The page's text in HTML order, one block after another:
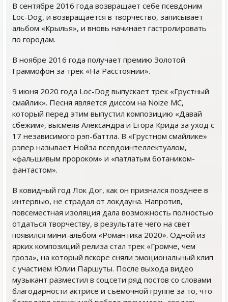
В сентябре 2016 года возвращает себе псевдоним
Loc-Dog, и возвращается в творчество, записывает
альбом «Крылья», и вновь начинает гастролировать
по городам.
В ноябре 2016 года получает премию Золотой
Граммофон за трек «На Расстоянии».
9 июня 2020 года Loc-Dog выпускает трек «Грустный
смайлик». Песня является диссом на Noize MC,
который перед этим выпустил композицию «Давай
сбежим», высмеяв Александра и Егора Крида за уход с
17 независимого рэп-баттла. В «Грустном смайлике»
рэпер называет Нойза псевдоинтеллектуалом,
«фальшивым пророком» и «патлатым ботаником-
фантастом».
В ковидный год Лок Дог, как он признался позднее в
интервью, не страдал от локдауна. Напротив,
повсеместная изоляция дала возможность полностью
отдаться творчеству, в результате чего на свет
появился мини-альбом «Романтика 2020». Одной из
ярких композиций релиза стал трек «Громче, чем
гроза», на который вскоре сняли эмоциональный клип
с участием Юлии Паршуты. После выхода видео
музыкант разместил в соцсети ряд постов со словами
благодарности актрисе и съемочной группе за то, что